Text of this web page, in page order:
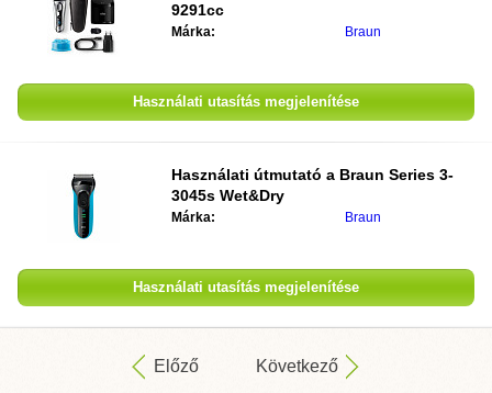
9291cc
Márka: Braun
Használati utasítás megjelenítése
Használati útmutató a Braun Series 3-
3045s Wet&Dry
Márka: Braun
Használati utasítás megjelenítése
Előző Következő